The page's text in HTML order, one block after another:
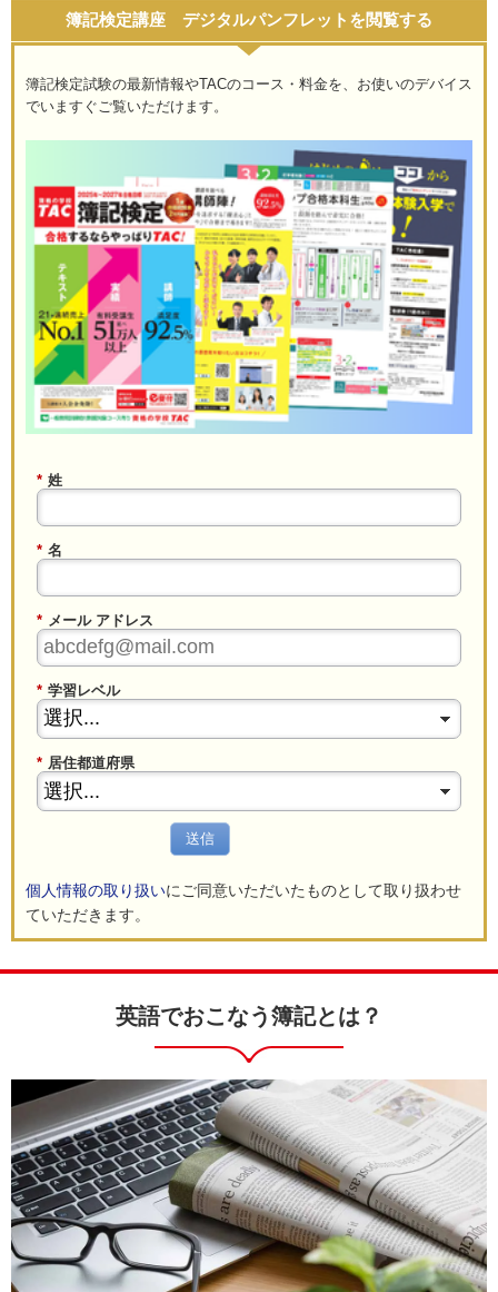
簿記検定講座 デジタルパンフレットを閲覧する
簿記検定試験の最新情報やTACのコース・料金を、お使いのデバイス
でいますぐご覧いただけます。
* 姓
* 名
* メール アドレス
* 学習レベル
* 居住都道府県
送信
個人情報の取り扱いにご同意いただいたものとして取り扱わせ
ていただきます。
英語でおこなう簿記とは？